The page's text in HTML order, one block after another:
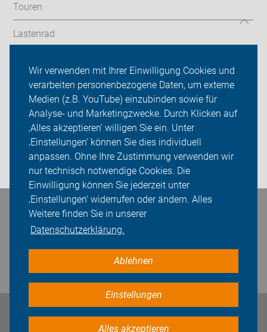
Wir verwenden mit Ihrer Einwilligung Cookies und
verarbeiten personenbezogene Daten, um externe
Medien (z.B. YouTube) einzubinden sowie für
Analyse- und Marketingzwecke. Durch Klicken auf
‚Alles akzeptieren‘ willigen Sie ein. Unter
‚Einstellungen‘ können Sie dies individuell
anpassen. Ohne Ihre Zustimmung verwenden wir
nur technisch notwendige Cookies. Die
Einwilligung können Sie jederzeit unter
‚Einstellungen‘ widerrufen oder ändern. Alles
Weitere finden Sie in unserer
Datenschutzerklärung.
Ablehnen
Einstellungen
Alles akzeptieren
Touren
Lastenrad
ADFC Gelsenkirchen
Sei dabei
Presse
Login
Bleiben Sie in Kontakt